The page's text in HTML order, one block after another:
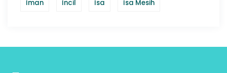
İman İncil İsa İsa Mesih